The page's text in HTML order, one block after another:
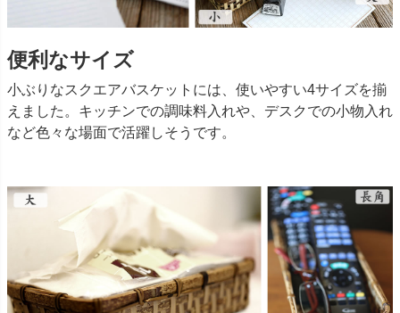
便利なサイズ
小ぶりなスクエアバスケットには、使いやすい4サイズを揃
えました。キッチンでの調味料入れや、デスクでの小物入れ
など色々な場面で活躍しそうです。